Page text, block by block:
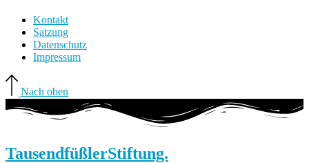
Kontakt
Satzung
Datenschutz
Impressum
Nach oben
TausendfüßlerStiftung.